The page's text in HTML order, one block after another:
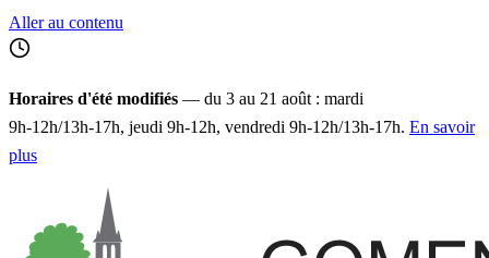
Aller au contenu
Horaires d'été modifiés — du 3 au 21 août : mardi
9h‑12h/13h‑17h, jeudi 9h‑12h, vendredi 9h‑12h/13h‑17h. En savoir
plus